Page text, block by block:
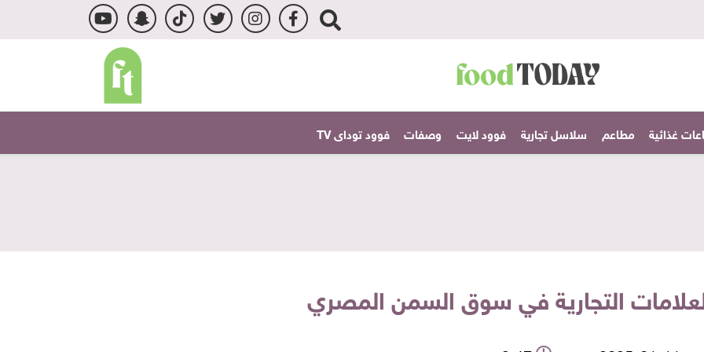
غذائية مطاعم سلاسل تجارية فوود لايت وصفات فوود توداى TV
التجارية في سوق السمن المصري